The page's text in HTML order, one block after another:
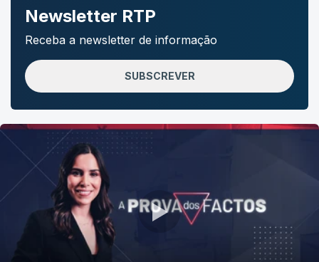
Newsletter RTP
Receba a newsletter de informação
SUBSCREVER